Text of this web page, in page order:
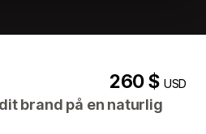
260 $USD
brand på en naturlig